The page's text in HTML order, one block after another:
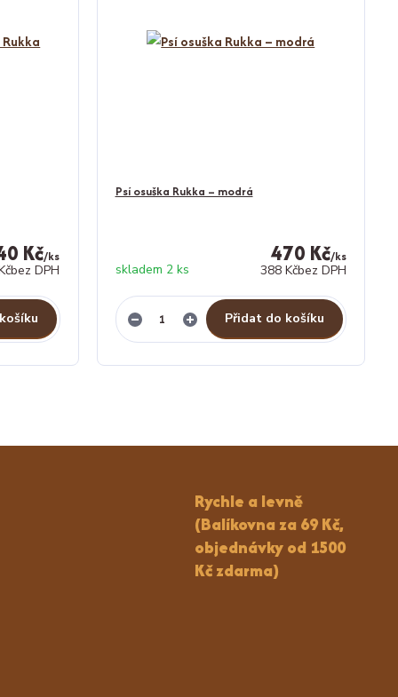
Kč/ks
bez DPH
Psí osuška Rukka – modrá
470 Kč/ks
388 Kčbez DPH
skladem 2 ks
Přidat do košíku
Rychle a levně
(Balíkovna za 69 Kč,
objednávky od 1500
Kč zdarma)